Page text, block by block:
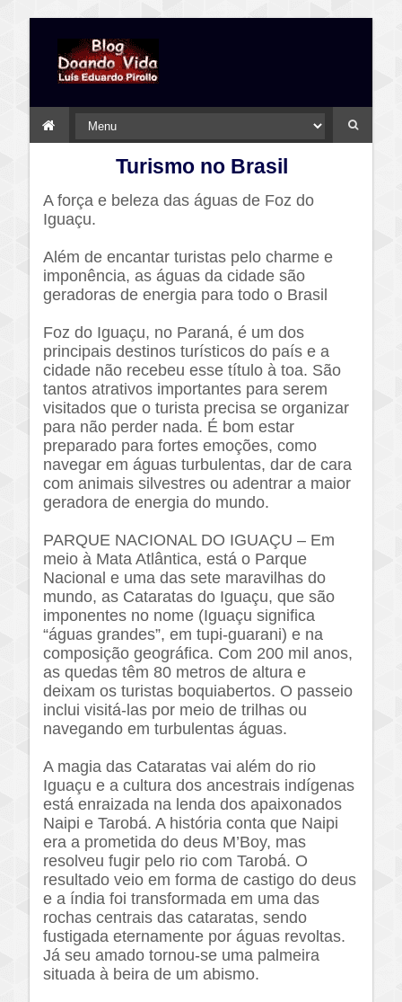
Turismo no Brasil
A força e beleza das águas de Foz do
Iguaçu.
Além de encantar turistas pelo charme e
imponência, as águas da cidade são
geradoras de energia para todo o Brasil
Foz do Iguaçu, no Paraná, é um dos
principais destinos turísticos do país e a
cidade não recebeu esse título à toa. São
tantos atrativos importantes para serem
visitados que o turista precisa se organizar
para não perder nada. É bom estar
preparado para fortes emoções, como
navegar em águas turbulentas, dar de cara
com animais silvestres ou adentrar a maior
geradora de energia do mundo.
PARQUE NACIONAL DO IGUAÇU – Em
meio à Mata Atlântica, está o Parque
Nacional e uma das sete maravilhas do
mundo, as Cataratas do Iguaçu, que são
imponentes no nome (Iguaçu significa
“águas grandes”, em tupi-guarani) e na
composição geográfica. Com 200 mil anos,
as quedas têm 80 metros de altura e
deixam os turistas boquiabertos. O passeio
inclui visitá-las por meio de trilhas ou
navegando em turbulentas águas.
A magia das Cataratas vai além do rio
Iguaçu e a cultura dos ancestrais indígenas
está enraizada na lenda dos apaixonados
Naipi e Tarobá. A história conta que Naipi
era a prometida do deus M’Boy, mas
resolveu fugir pelo rio com Tarobá. O
resultado veio em forma de castigo do deus
e a índia foi transformada em uma das
rochas centrais das cataratas, sendo
fustigada eternamente por águas revoltas.
Já seu amado tornou-se uma palmeira
situada à beira de um abismo.